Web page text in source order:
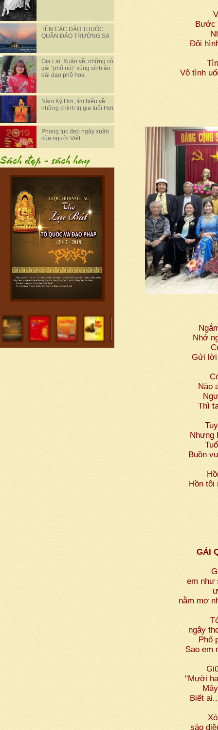
TÊN CÁC ĐẢO THUỘC
QUẦN ĐẢO TRƯỜNG SA
Gia Lai: Xuân về, những cô
gái “phố núi” xúng xính áo
dài dạo phố hoa
Năm Kỷ Hợi, tìm hiểu về
những chính trị gia tuổi Hợi
Phong tục đẹp ngày xuân
của người Việt
Bước
Đôi
Vô tình
Nhớ
Gửi lời
Nào
Thì
Nhưng
Buồn
Hồn
GÁI
em như
nằm mơ
ngây
Phố
Sao em
"Mười
Biết
sáo